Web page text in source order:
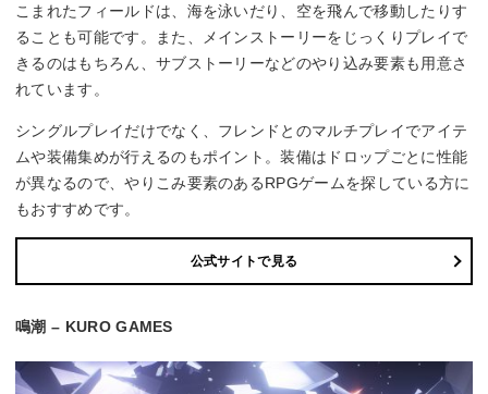
こまれたフィールドは、海を泳いだり、空を飛んで移動したりす
ることも可能です。また、メインストーリーをじっくりプレイで
きるのはもちろん、サブストーリーなどのやり込み要素も用意さ
れています。
シングルプレイだけでなく、フレンドとのマルチプレイでアイテ
ムや装備集めが行えるのもポイント。装備はドロップごとに性能
が異なるので、やりこみ要素のあるRPGゲームを探している方に
もおすすめです。
公式サイトで見る
鳴潮 – KURO GAMES